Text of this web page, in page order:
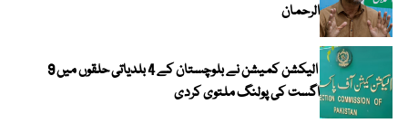
الرحمان
الیکشن کمیشن نے بلوچستان کے 4 بلدیاتی حلقوں میں 9
اگست کی پولنگ ملتوی کردی